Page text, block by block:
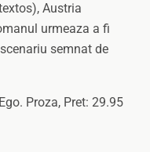
Austria
urmeaza a fi
semnat de
Proza, Pret: 29.95